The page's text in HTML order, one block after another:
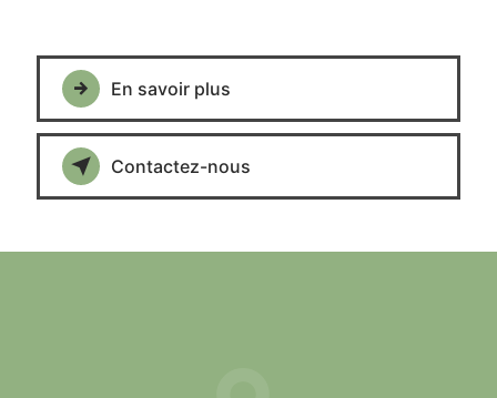
En savoir plus
Contactez-nous